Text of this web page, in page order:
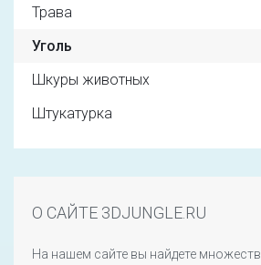
Трава
Уголь
Шкуры животных
Штукатурка
О САЙТЕ 3DJUNGLE.RU
На нашем сайте вы найдете